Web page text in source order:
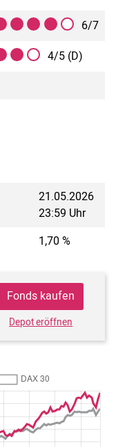
6/7
4/5 (D)
21.05.2026
23:59 Uhr
1,70 %
Fonds kaufen
Depot eröffnen